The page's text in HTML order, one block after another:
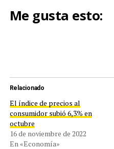
Me gusta esto:
Relacionado
El índice de precios al
consumidor subió 6,3% en
octubre
16 de noviembre de 2022
En «Economía»